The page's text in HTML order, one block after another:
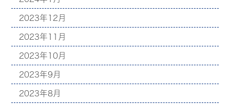
2023年12月
2023年11月
2023年10月
2023年9月
2023年8月